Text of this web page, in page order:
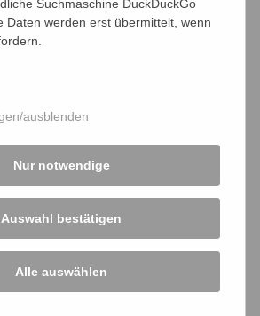
über die Manipulationsvorwürfe
berichtet über massive Kritik der
Köln in der politischen Landschaft in
Analyse des Kölner Stadtanzeigers
Suchmaschine DuckDuckGo
Daten werden erst übermittelt, wenn
ausblenden
Nur notwendige
Auswahl bestätigen
Alle auswählen